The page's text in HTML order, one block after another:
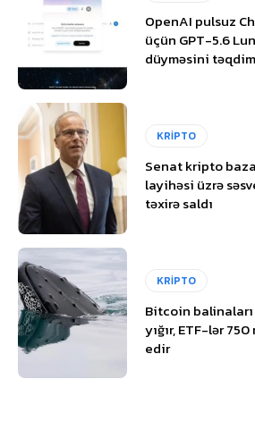
OpenAI pulsuz
üçün GPT-5.6
düyməsini
KRİPTO
Senat kripto
layihəsi üzrə
təxirə saldı
KRİPTO
Bitcoin
yığır, ETF-lər
edir